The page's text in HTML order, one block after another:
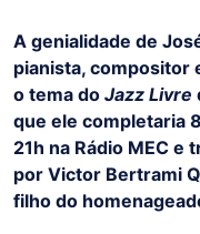
A genialidade de
pianista, compositor
o tema do Jazz Livre
que ele completaria
21h na Rádio MEC e
por Victor Bertrami
filho do